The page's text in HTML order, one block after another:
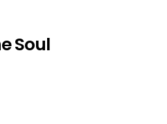
Soul